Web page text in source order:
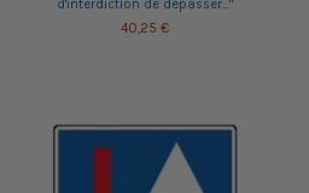
d'interdiction de dépasser..."
40,25 €